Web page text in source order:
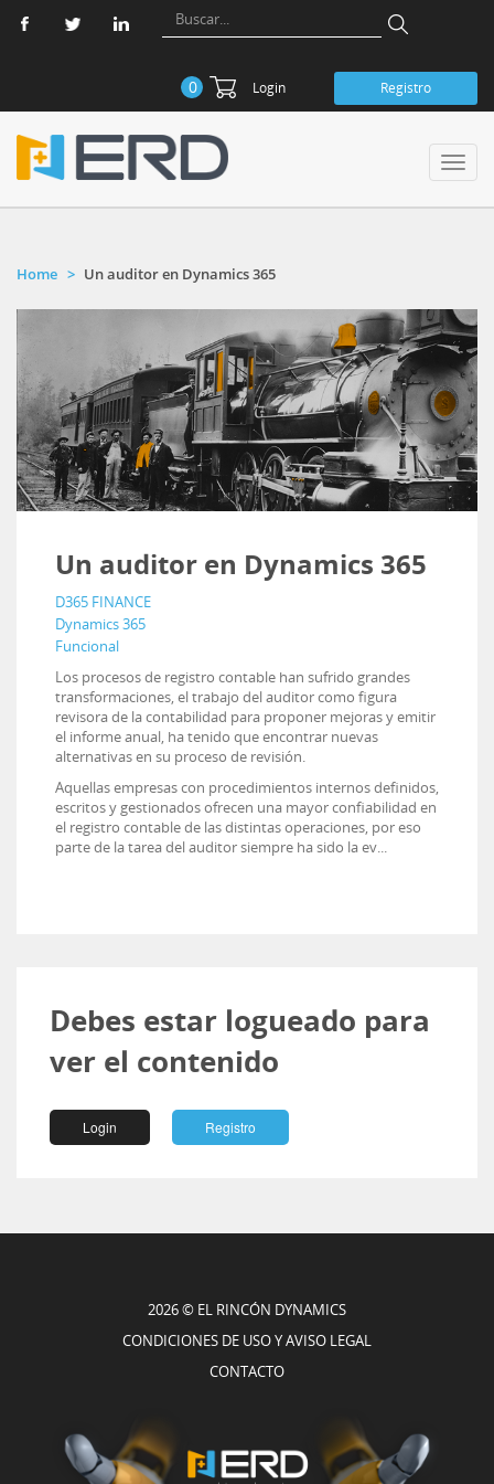
0 Login Registro
Home Un auditor en Dynamics 365
Un auditor en Dynamics 365
D365 FINANCE
Dynamics 365
Funcional
Los procesos de registro contable han sufrido grandes
transformaciones, el trabajo del auditor como figura
revisora de la contabilidad para proponer mejoras y emitir
el informe anual, ha tenido que encontrar nuevas
alternativas en su proceso de revisión.
Aquellas empresas con procedimientos internos definidos,
escritos y gestionados ofrecen una mayor confiabilidad en
el registro contable de las distintas operaciones, por eso
parte de la tarea del auditor siempre ha sido la ev...
Debes estar logueado para
ver el contenido
Login Registro
2026 © EL RINCÓN DYNAMICS
CONDICIONES DE USO Y AVISO LEGAL
CONTACTO